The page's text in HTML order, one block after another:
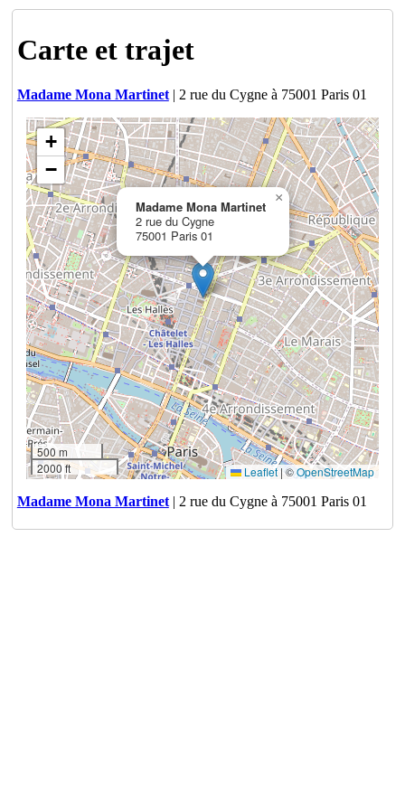
Carte et trajet
Madame Mona Martinet| 2 rue du Cygne à 75001 Paris 01
Madame Mona Martinet
2 rue du Cygne
75001 Paris 01
×
+
−
500 m
2000 ft
Leaflet|©OpenStreetMap
Madame Mona Martinet| 2 rue du Cygne à 75001 Paris 01